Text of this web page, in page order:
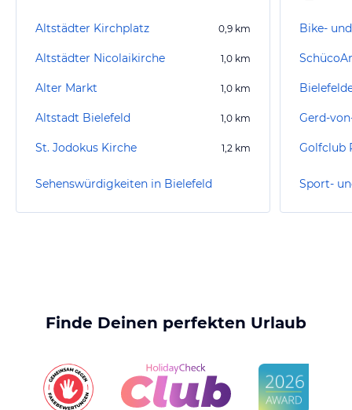
Altstädter Kirchplatz 0,9 km
Altstädter Nicolaikirche 1,0 km
Alter Markt 1,0 km
Altstadt Bielefeld 1,0 km
St. Jodokus Kirche 1,2 km
Sehenswürdigkeiten in Bielefeld
Bike-
Golfclub
Finde Deinen perfekten Urlaub